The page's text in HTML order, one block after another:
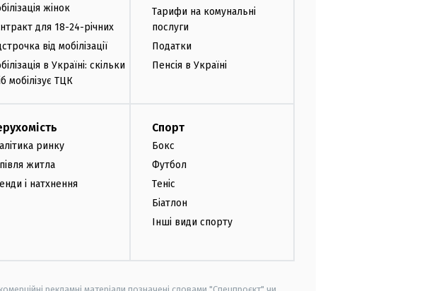
жінок
для 18-24-річних
від мобілізації
в Україні: скільки
мобілізує ТЦК
Тарифи на комунальні
послуги
Податки
Пенсія в Україні
ринку
житла
і натхнення
Спорт
Бокс
Футбол
Теніс
Біатлон
Інші види спорту